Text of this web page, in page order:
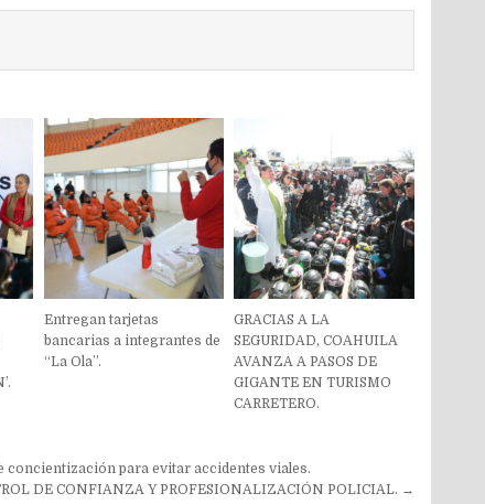
Entregan tarjetas
bancarias a integrantes de
“La Ola”.
GRACIAS A LA
SEGURIDAD, COAHUILA
AVANZA A PASOS DE
GIGANTE EN TURISMO
CARRETERO.
concientización para evitar accidentes viales.
DE CONFIANZA Y PROFESIONALIZACIÓN POLICIAL. →